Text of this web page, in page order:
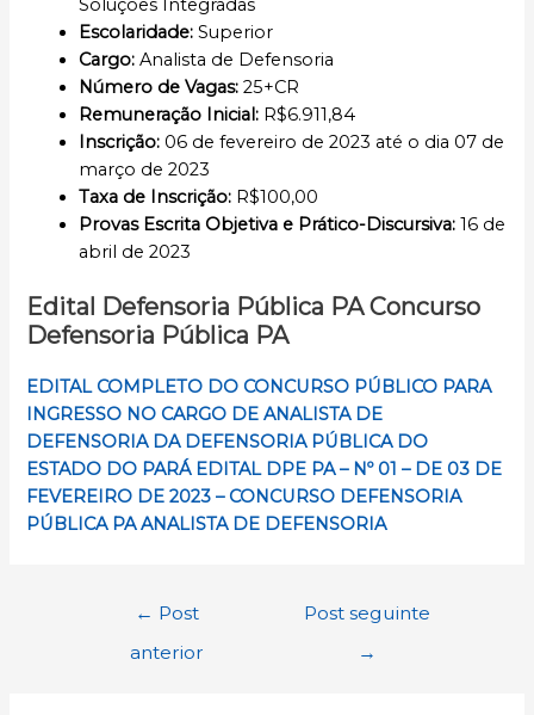
Soluções Integradas
Escolaridade:Superior
Cargo:Analista de Defensoria
Número de Vagas:25+CR
Remuneração Inicial : R$6.911,84
Inscrição: 06 de fevereiro de 2023 até o dia 07 de
março de 2023
Taxa de Inscrição: R$100,00
Provas Escrita Objetiva e Prático-Discursiva: 16 de
abril de 2023
Edital Defensoria Pública PA Concurso
Defensoria Pública PA
EDITAL COMPLETO DO CONCURSO PÚBLICO PARA
INGRESSO NO CARGO DE ANALISTA DE
DEFENSORIA DA DEFENSORIA PÚBLICA DO
ESTADO DO PARÁ EDITAL DPE PA – Nº 01 – DE 03 DE
FEVEREIRO DE 2023 – CONCURSO DEFENSORIA
PÚBLICA PA ANALISTA DE DEFENSORIA
Navegação
← Post
anterior
Post seguinte
→